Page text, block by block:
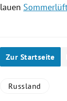
lauen
Zur Startseite
Russland